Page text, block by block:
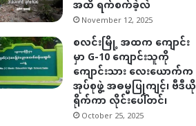
အထိ ရက်စက်ခဲ့လဲ
November 12, 2025
စလင်းမြို့ အထက ကျောင်း
မှာ G-10 ကျောင်းသူကို
ကျောင်းသား လေးယောက်က
အုပ်စုဖွဲ့ အဓမ္မပြုကျင့်၊ ဗီဒီယို
ရိုက်ကာ လိုင်းပေါ်တင်၊
October 25, 2025